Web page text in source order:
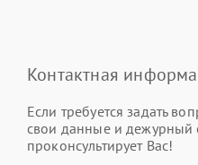
Контактная
Если требуется задать
свои данные и дежурный
проконсультирует Вас!